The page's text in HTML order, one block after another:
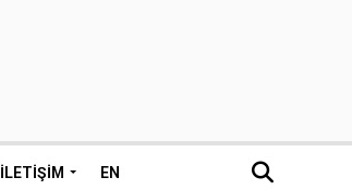
İLETIŞIM EN